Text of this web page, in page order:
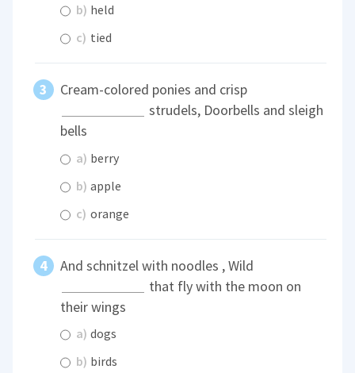
b) held
c) tied
Cream-colored ponies and crisp
strudels, Doorbells and sleigh
bells
a) berry
b) apple
c) orange
And schnitzel with noodles , Wild
that fly with the moon on
their wings
a) dogs
b) birds